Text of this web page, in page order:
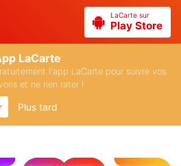
LaCarte sur
Play Store
LaCarte
l'app LaCarte pour suivre vos
et ne rien rater !
Plus tard